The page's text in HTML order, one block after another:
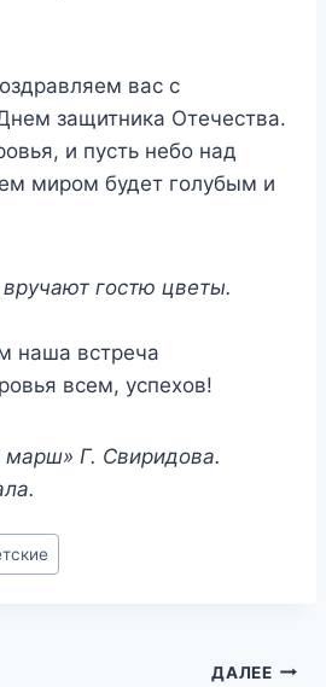
вас с
защитника Отечества.
и пусть небо над
миром будет голубым и
гостю цветы.
наша встреча
всем, успехов!
марш» Г. Свиридова.
ДАЛЕЕ